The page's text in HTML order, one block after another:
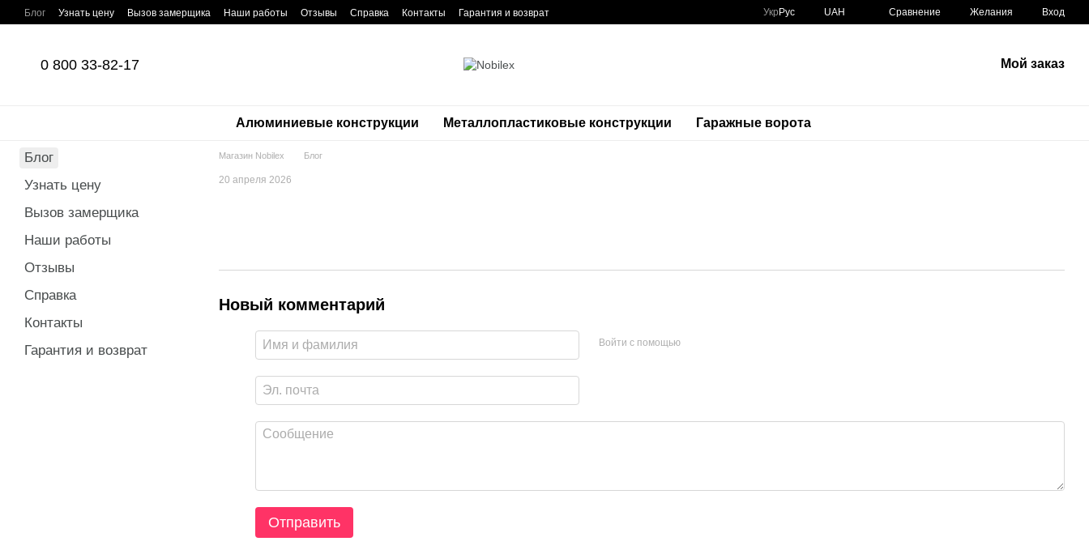
Перейти к основному контенту
Блог Узнать цену Вызов замерщика Наши работы Отзывы Справка Контакты Гарантия и возврат Укр Рус UAH Сравнение Желания Вход
0 800 33-82-17 Мой заказ
Алюминиевые конструкции Металлопластиковые конструкции Гаражные ворота
Магазин Nobilex Блог
20 апреля 2026
Новый комментарий
Войти с помощью
Отправить
Блог
Узнать цену
Вызов замерщика
Наши работы
Отзывы
Справка
Контакты
Гарантия и возврат